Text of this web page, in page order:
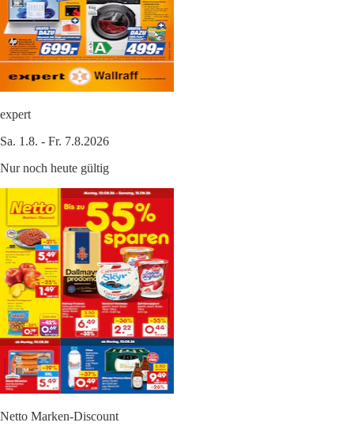
expert
Sa. 1.8. - Fr. 7.8.2026
Nur noch heute gültig
Netto Marken-Discount